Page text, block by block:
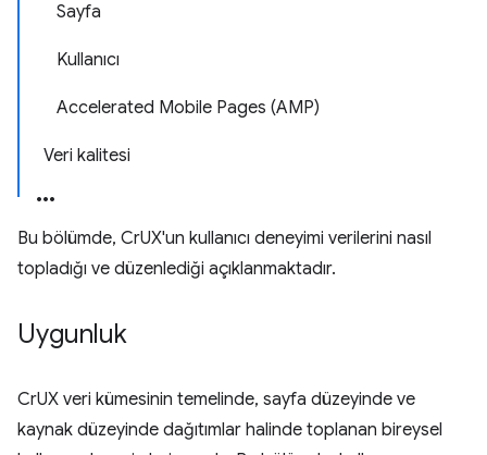
Sayfa
Kullanıcı
Accelerated Mobile Pages (AMP)
Veri kalitesi
Bu bölümde, CrUX'un kullanıcı deneyimi verilerini nasıl
topladığı ve düzenlediği açıklanmaktadır.
Uygunluk
CrUX veri kümesinin temelinde, sayfa düzeyinde ve
kaynak düzeyinde dağıtımlar halinde toplanan bireysel